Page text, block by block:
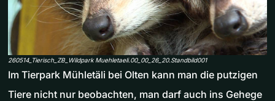
260514_Tierisch_ZB_Wildpark Muehletaeli.00_00_26_20.Standbild001
Im Tierpark Mühletäli bei Olten kann man die putzigen
Tiere nicht nur beobachten, man darf auch ins Gehege